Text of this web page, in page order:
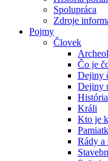
Spolupráca
Zdroje
Pojmy
Človek
Čo je
Dejiny
Dejiny
Králi
Kto je
Rády a